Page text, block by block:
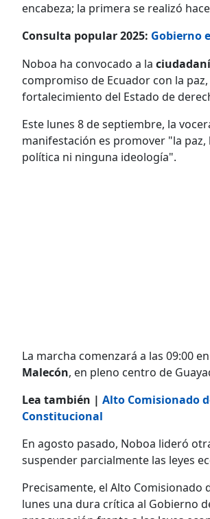
encabeza; la primera se realizó
Consulta popular 2025: Gobierno
Noboa ha convocado a la
compromiso de Ecuador con la
fortalecimiento del Estado de
Este lunes 8 de septiembre, la
manifestación es promover "la
política ni ninguna ideología".
La marcha comenzará a las 09:00
Malecón, en pleno centro de
Lea también | Alto Comisionado
Constitucional
En agosto pasado, Noboa lideró
suspender parcialmente las leyes
Precisamente, el Alto Comisionado
lunes una dura crítica al Gobierno